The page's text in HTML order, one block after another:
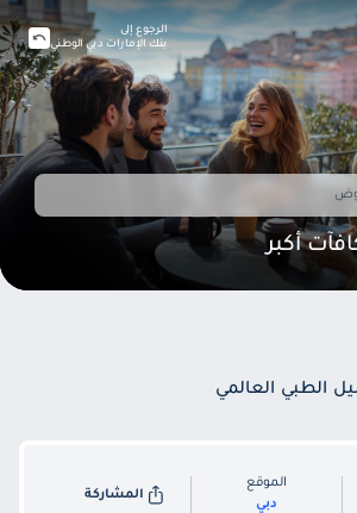
أكبر
الرجوع إلى
بنك الإمارات دبي الوطني
الطبي العالمي
الموقع
دبي
المشاركة